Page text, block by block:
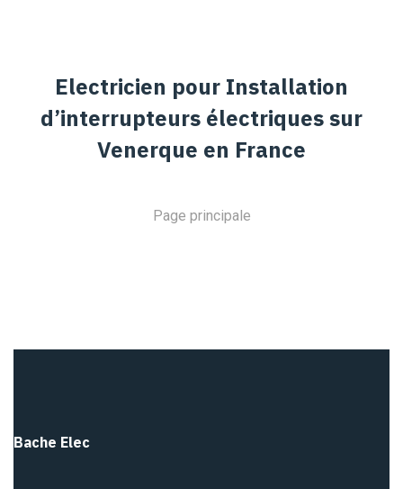
Electricien pour Installation
d’interrupteurs électriques sur
Venerque en France
Page principale
Bache Elec